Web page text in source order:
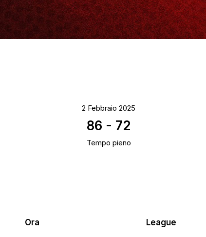
2 Febbraio 2025
86 - 72
Tempo pieno
Ora League